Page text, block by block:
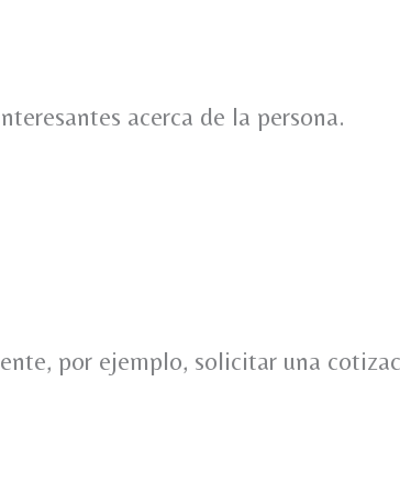
acerca de la persona.
por ejemplo, solicitar una